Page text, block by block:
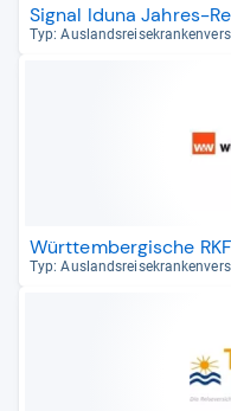
Signal Iduna Jahres-
Typ:
Württembergische
Typ: